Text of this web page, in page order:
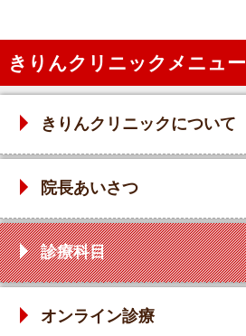
きりんクリニックメニュー
きりんクリニックについて
院長あいさつ
診療科目
オンライン診療